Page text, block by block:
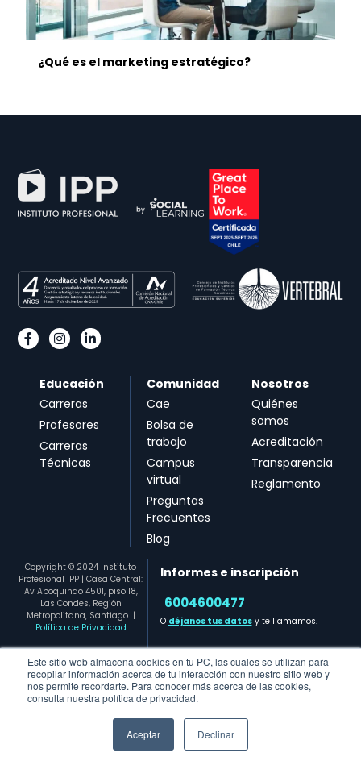
Este sitio web almacena cookies en tu PC, las cuales se utilizan para
recopilar información acerca de tu interacción con nuestro sitio web y
nos permite recordarte. Para conocer más acerca de las cookies,
consulta nuestra política de privacidad.
Aceptar Declinar
¿Qué es el marketing estratégico?
Educación
Carreras
Profesores
Carreras
Técnicas
Comunidad
Cae
Bolsa de
trabajo
Campus
virtual
Preguntas
Frecuentes
Blog
Nosotros
Quiénes
somos
Acreditación
Transparencia
Reglamento
Copyright © 2024 Instituto
Profesional IPP | Casa Central:
Av Apoquindo 4501, piso 18,
Las Condes, Región
Metropolitana, Santiago |
Política de Privacidad
Informes e inscripción
6004600477​
O déjanos tus datosy te llamamos.